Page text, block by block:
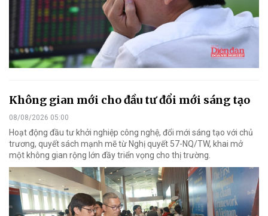
Không gian mới cho đầu tư đổi mới sáng tạo
08/08/2026 05:00
Hoạt động đầu tư khởi nghiệp công nghệ, đổi mới sáng tạo với chủ
trương, quyết sách mạnh mẽ từ Nghị quyết 57-NQ/TW, khai mở
một không gian rộng lớn đầy triển vọng cho thị trường.